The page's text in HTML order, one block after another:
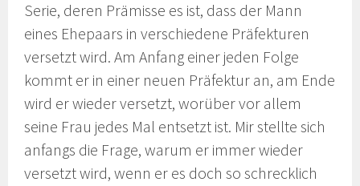
Serie, deren Prämisse es ist, dass der Mann
eines Ehepaars in verschiedene Präfekturen
versetzt wird. Am Anfang einer jeden Folge
kommt er in einer neuen Präfektur an, am Ende
wird er wieder versetzt, worüber vor allem
seine Frau jedes Mal entsetzt ist. Mir stellte sich
anfangs die Frage, warum er immer wieder
versetzt wird, wenn er es doch so schrecklich